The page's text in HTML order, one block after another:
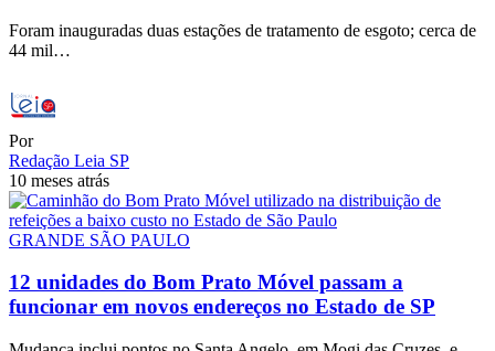
Foram inauguradas duas estações de tratamento de esgoto; cerca de
44 mil…
Por
Redação Leia SP
10 meses atrás
GRANDE SÃO PAULO
12 unidades do Bom Prato Móvel passam a
funcionar em novos endereços no Estado de SP